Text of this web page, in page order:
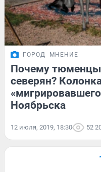
ГОРОД МНЕНИЕ
Почему тюменцы
северян?
Ноябрьска
12 июля, 2019, 18:30 52